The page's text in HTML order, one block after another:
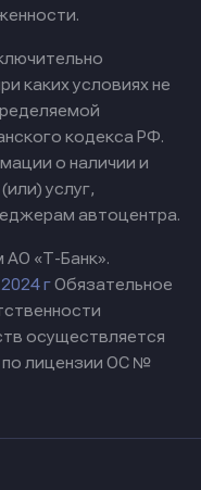
каких условиях не
кодекса РФ.
о наличии и
услуг,
автоцентра.
АО «Т-Банк».
гОбязательное
осуществляется
по лицензии ОС №